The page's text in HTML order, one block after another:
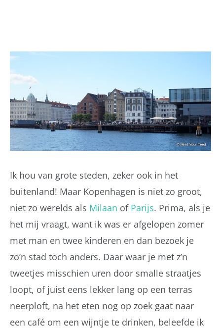
Ik hou van grote steden, zeker ook in het
buitenland! Maar Kopenhagen is niet zo groot,
niet zo werelds als Milaan of Parijs. Prima, als je
het mij vraagt, want ik was er afgelopen zomer
met man en twee kinderen en dan bezoek je
zo’n stad toch anders. Daar waar je met z’n
tweetjes misschien uren door smalle straatjes
loopt, of juist eens lekker lang op een terras
neerploft, na het eten nog op zoek gaat naar
een café om een wijntje te drinken, beleefde ik